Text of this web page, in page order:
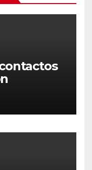
socio
de